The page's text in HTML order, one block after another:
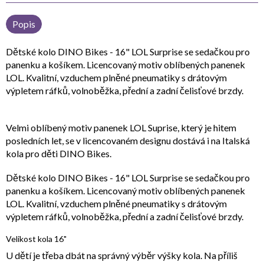
Popis
Dětské kolo DINO Bikes - 16" LOL Surprise se sedačkou pro
panenku a košíkem. Licencovaný motiv oblíbených panenek
LOL. Kvalitní, vzduchem plněné pneumatiky s drátovým
výpletem ráfků, volnoběžka, přední a zadní čelisťové brzdy.
Velmi oblíbený motiv panenek LOL Suprise, který je hitem
posledních let, se v licencovaném designu dostává i na Italská
kola pro děti DINO Bikes.
Dětské kolo DINO Bikes - 16" LOL Surprise se sedačkou pro
panenku a košíkem. Licencovaný motiv oblíbených panenek
LOL. Kvalitní, vzduchem plněné pneumatiky s drátovým
výpletem ráfků, volnoběžka, přední a zadní čelisťové brzdy.
Velikost kola 16"
U dětí je třeba dbát na správný výběr výšky kola. Na příliš